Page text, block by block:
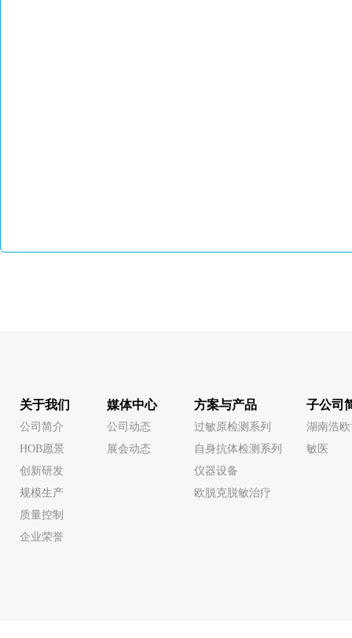
关于我们
公司简介
HOB愿景
创新研发
规模生产
质量控制
企业荣誉
媒体中心
公司动态
展会动态
方案与产品
过敏原检测系列
自身抗体检测系列
仪器设备
欧脱克脱敏治疗
子公司
湖南浩
敏医